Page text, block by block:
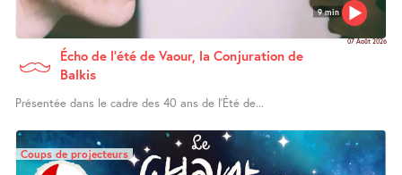
9 min
07 Août 2026
Écho de l’été de Vaour, la Conjuration de
Balkis
Présentée dans le cadre des 40 ans de l’Été de...
Coups de projecteurs